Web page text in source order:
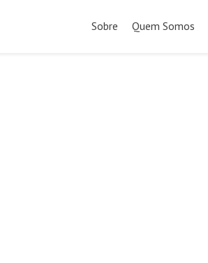
para
Sobre Quem Somos